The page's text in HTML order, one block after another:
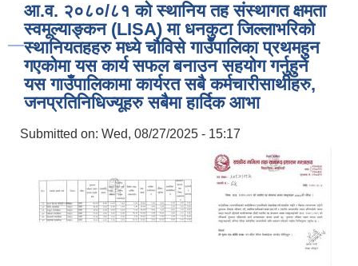
आ.व. २०८०/८१ को स्थानिय तह संस्थागत क्षमता
स्वमूल्याङ्कन (LISA) मा धनकुटा जिल्लाभरिको
स्थानियतहहरु मध्ये चौविसे गाउँपालिका प्रथमहुन
गएकोमा यस कार्य सफल बनाउन सहयोग गर्नुहुने
यस गाउँपालिकामा कार्यरत सबै कर्मचारीसाथीहरु,
जनप्रतिनिधिज्यूहरु सबैमा हार्दिक आभा
Submitted on: Wed, 08/27/2025 - 15:17